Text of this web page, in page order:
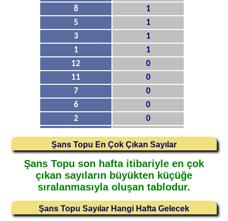
8
1
5
1
3
1
1
1
12
0
11
0
7
0
6
0
2
0
Şans Topu En Çok Çıkan Sayılar
Şans Topu son hafta itibariyle en çok
çıkan sayıların büyükten küçüğe
sıralanmasıyla oluşan tablodur.
Şans Topu Sayılar Hangi Hafta Gelecek